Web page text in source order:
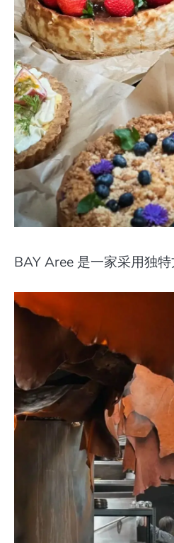
BAY Aree 是一家采用独